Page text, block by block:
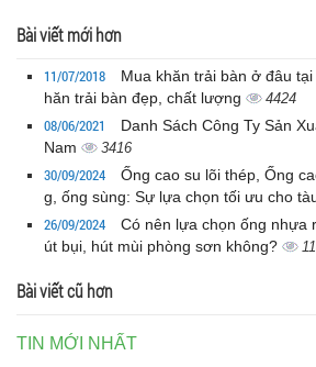
Bài viết mới hơn
11/07/2018
Mua khăn trải bàn ở đâu
hăn trải bàn đẹp, chất lượng
4424
08/06/2021
Danh Sách Công Ty Sản
Nam
3416
30/09/2024
Ống cao su lõi thép, Ống
g, ống sùng: Sự lựa chọn tối ưu cho
26/09/2024
Có nên lựa chọn ống nhựa
út bụi, hút mùi phòng sơn không?
Bài viết cũ hơn
TIN MỚI NHẤT